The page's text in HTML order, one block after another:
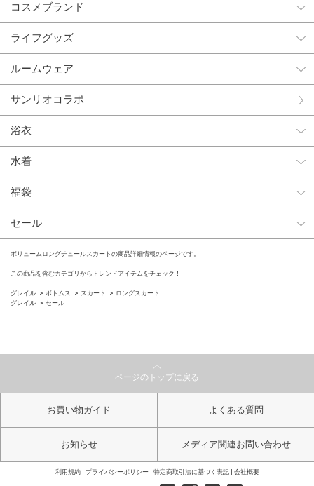
コスメブランド
ライフグッズ
ルームウェア
サンリオコラボ
浴衣
水着
福袋
セール
ボリュームロングチュールスカートの商品詳細情報のページです。
この商品を含むカテゴリからトレンドアイテムをチェック！
グレイル ボトムス スカート
ロングスカート
グレイル
セール
ページのトップに戻る
お買い物ガイド よくある質問
お知らせ メディア関連お問い合わせ
利用規約 プライバシーポリシー 特定商取引法に基づく表記 会社概要